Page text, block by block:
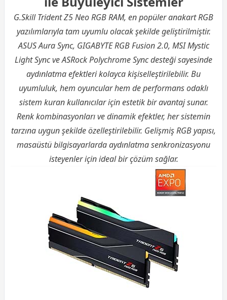
G.Skill Trident Z5 Neo RGB RAM, en popüler anakart RGB
yazılımlarıyla tam uyumlu olacak şekilde geliştirilmiştir.
ASUS Aura Sync, GIGABYTE RGB Fusion 2.0, MSI Mystic
Light Sync ve ASRock Polychrome Sync desteği sayesinde
aydınlatma efektleri kolayca kişiselleştirilebilir. Bu
uyumluluk, hem oyuncular hem de performans odaklı
sistem kuran kullanıcılar için estetik bir avantaj sunar.
Renk kombinasyonları ve dinamik efektler, her sistemin
tarzına uygun şekilde özelleştirilebilir. Gelişmiş RGB yapısı,
masaüstü bilgisayarlarda aydınlatma senkronizasyonu
isteyenler için ideal bir çözüm sağlar.